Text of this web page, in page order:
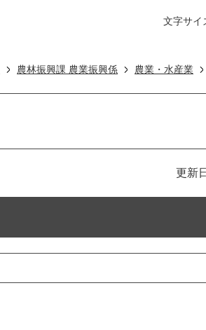
文字サイ
農林振興課 農業振興係 農業・水産業
更新